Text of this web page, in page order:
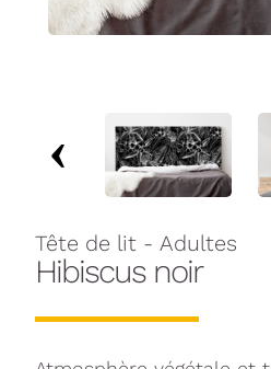
Tête de lit - Adultes
Hibiscus noir